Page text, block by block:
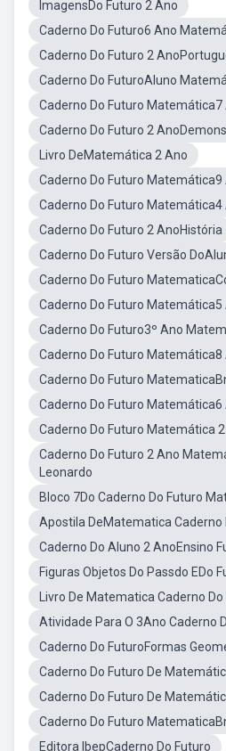
ImagensDo Futuro 2 Ano
Caderno Do Futuro6 Ano
Caderno Do Futuro 2
Caderno Do FuturoAluno
Caderno Do Futuro Matemática7
Caderno Do Futuro 2
Livro DeMatemática 2 Ano
Caderno Do Futuro Matemática9
Caderno Do Futuro Matemática4
Caderno Do Futuro 2 AnoHistória
Caderno Do Futuro Versão
Caderno Do Futuro
Caderno Do Futuro Matemática5
Caderno Do Futuro3º Ano
Caderno Do Futuro Matemática8
Caderno Do Futuro
Caderno Do Futuro Matemática6
Caderno Do Futuro Matemática
Caderno Do Futuro 2 Ano
Leonardo
Bloco 7Do Caderno Do Futuro
Apostila DeMatematica Caderno
Caderno Do Aluno 2 AnoEnsino
Figuras Objetos Do Passdo EDo
Livro De Matematica Caderno
Atividade Para O 3Ano Caderno
Caderno Do FuturoFormas
Caderno Do Futuro De
Caderno Do Futuro De
Caderno Do Futuro
Editora IbepCaderno Do Futuro